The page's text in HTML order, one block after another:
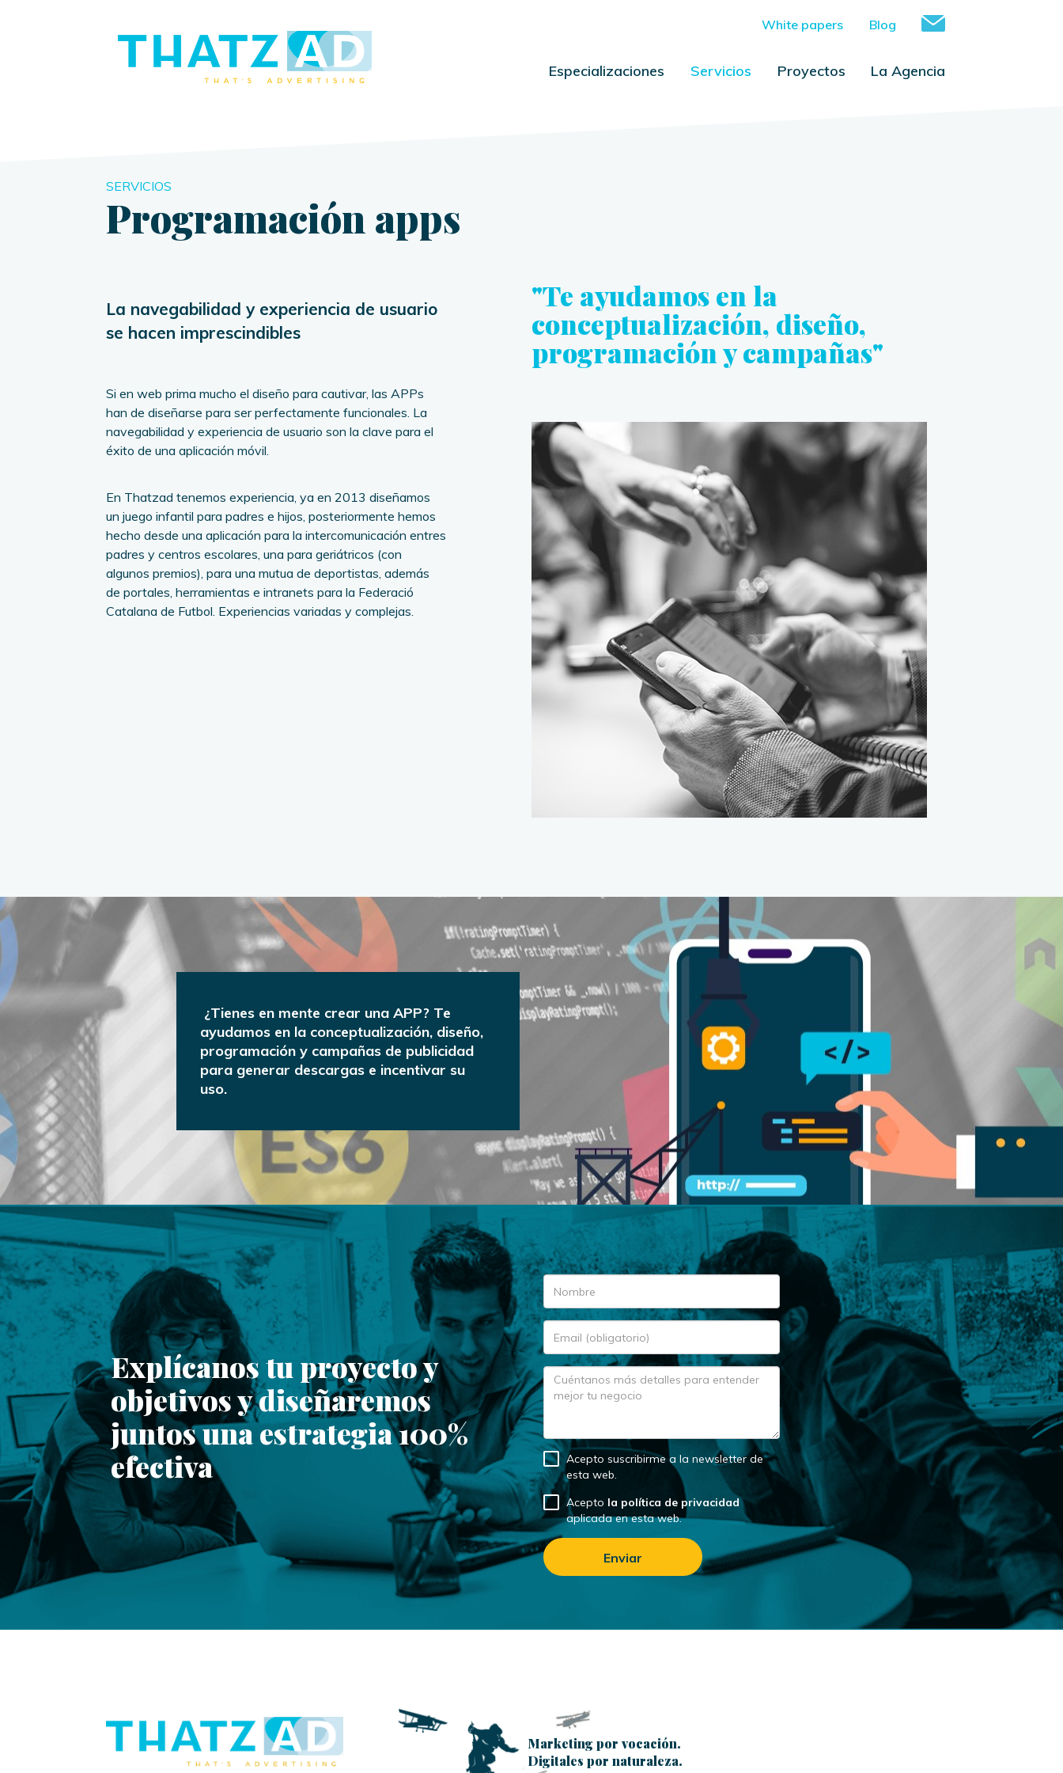
White papers Blog
Especializaciones Servicios Proyectos La Agencia
SERVICIOS
Programación apps
La navegabilidad y experiencia de usuario
se hacen imprescindibles
Si en web prima mucho el diseño para cautivar, las APPs
han de diseñarse para ser perfectamente funcionales. La
navegabilidad y experiencia de usuario son la clave para el
éxito de una aplicación móvil.
En Thatzad tenemos experiencia, ya en 2013 diseñamos
un juego infantil para padres e hijos, posteriormente hemos
hecho desde una aplicación para la intercomunicación entres
padres y centros escolares, una para geriátricos (con
algunos premios), para una mutua de deportistas, además
de portales, herramientas e intranets para la Federació
Catalana de Futbol. Experiencias variadas y complejas.
"Te ayudamos en la
conceptualización, diseño,
programación y campañas"
¿Tienes en mente crear una APP? Te
ayudamos en la conceptualización, diseño,
programación y campañas de publicidad
para generar descargas e incentivar su
uso.
Explícanos tu proyecto y
objetivos y diseñaremos
juntos una estrategia 100%
efectiva
Acepto suscribirme a la newsletter de
esta web.
Acepto la política de privacidad
aplicada en esta web.
Marketing por vocación.
Digitales por naturaleza.